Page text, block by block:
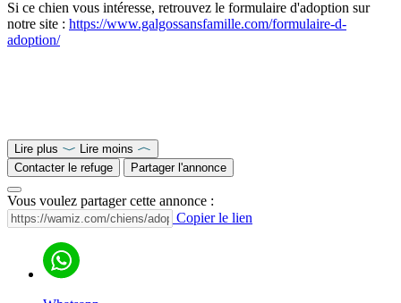
Si ce chien vous intéresse, retrouvez le formulaire d'adoption sur
notre site : https://www.galgossansfamille.com/formulaire-d-
adoption/
Lire plus
Lire moins
Contacter le refuge
Partager l'annonce
Vous voulez partager cette annonce :
Copier le lien